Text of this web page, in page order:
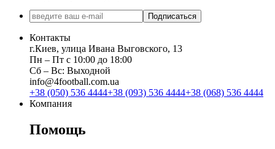
Подписаться
Контакты
г.Киев, улица Ивана Выговского, 13
Пн ‒ Пт с 10:00 до 18:00
Сб ‒ Вс: Выходной
info@4football.com.ua
+38 (050) 536 4444+38 (093) 536 4444+38 (068) 536 4444
Компания
Помощь